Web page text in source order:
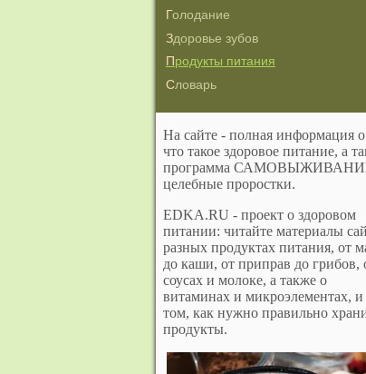
Голодание
Здоровье зубов
Продукты питания
Словарь
На сайте - полная информация
что такое здоровое питание, а
программа
целебные проростки.
EDKA.RU - проект о здоровом
питании: читайте материалы
разных продуктах питания, от
до каши, от приправ до грибов,
соусах и молоке, а также о
витаминах и микроэлементах, и
том, как нужно правильно
продукты.